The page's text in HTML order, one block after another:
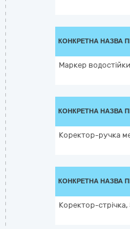
КОНКРЕТНА НАЗВА
Маркер
КОНКРЕТНА НАЗВА
Коректор-ручка
КОНКРЕТНА НАЗВА
Коректор-